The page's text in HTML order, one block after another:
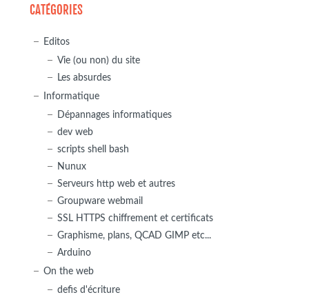
CATÉGORIES
Editos
Vie (ou non) du site
Les absurdes
Informatique
Dépannages informatiques
dev web
scripts shell bash
Nunux
Serveurs http web et autres
Groupware webmail
SSL HTTPS chiffrement et certificats
Graphisme, plans, QCAD GIMP etc...
Arduino
On the web
defis d'écriture